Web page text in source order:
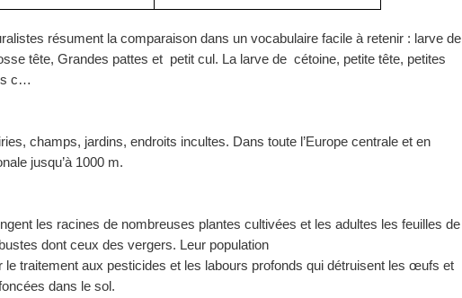
résument la comparaison dans un vocabulaire facile à retenir : larve de
tête, Grandes pattes et petit cul. La larve de cétoine, petite tête, petites
c…
champs, jardins, endroits incultes. Dans toute l’Europe centrale et en
jusqu’à 1000 m.
les racines de nombreuses plantes cultivées et les adultes les feuilles de
dont ceux des vergers. Leur population
le traitement aux pesticides et les labours profonds qui détruisent les œufs et
dans le sol.